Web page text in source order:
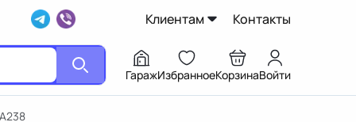
Клиентам Контакты
ГаражИзбранноеКорзинаВойти